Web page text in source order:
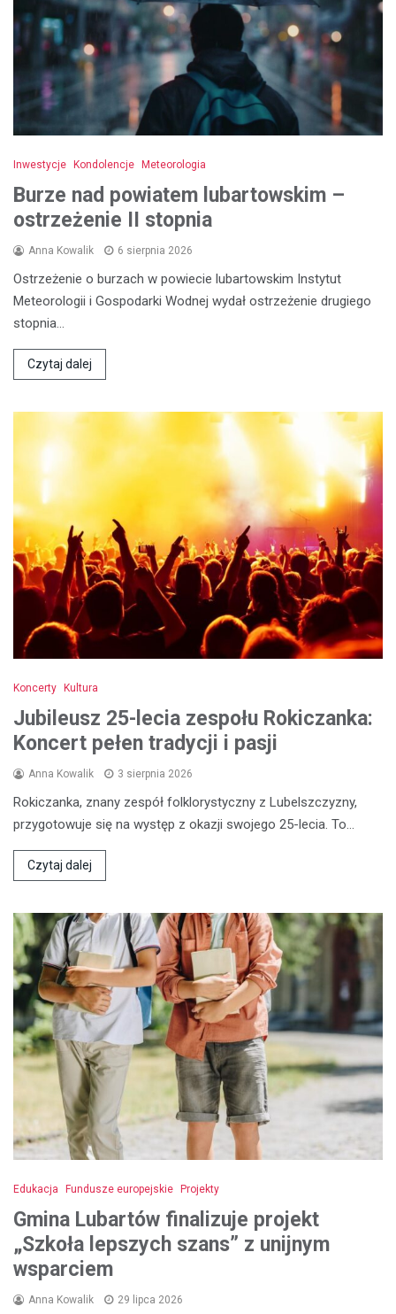
Inwestycje Kondolencje Meteorologia
Burze nad powiatem lubartowskim –
ostrzeżenie II stopnia
Anna Kowalik 6 sierpnia 2026
Ostrzeżenie o burzach w powiecie lubartowskim Instytut
Meteorologii i Gospodarki Wodnej wydał ostrzeżenie drugiego
stopnia…
Czytaj dalej
Koncerty Kultura
Jubileusz 25-lecia zespołu Rokiczanka:
Koncert pełen tradycji i pasji
Anna Kowalik 3 sierpnia 2026
Rokiczanka, znany zespół folklorystyczny z Lubelszczyzny,
przygotowuje się na występ z okazji swojego 25-lecia. To…
Czytaj dalej
Edukacja Fundusze europejskie Projekty
Gmina Lubartów finalizuje projekt
„Szkoła lepszych szans” z unijnym
wsparciem
Anna Kowalik 29 lipca 2026